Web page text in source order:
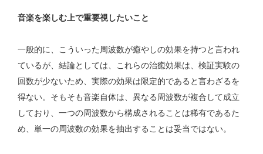
音楽を楽しむ上で重要視したいこと
一般的に、こういった周波数が癒やしの効果を持つと言われ
ているが、結論としては、これらの治癒効果は、検証実験の
回数が少ないため、実際の効果は限定的であると言わざるを
得ない。そもそも音楽自体は、異なる周波数が複合して成立
しており、一つの周波数から構成されることは稀有であるた
め、単一の周波数の効果を抽出することは妥当ではない。